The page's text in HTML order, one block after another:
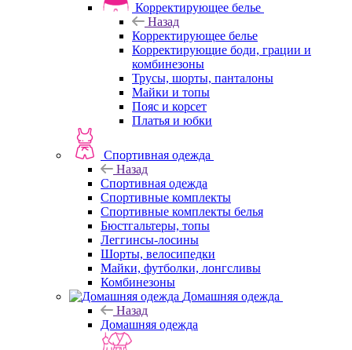
Корректирующее белье
Назад
Корректирующее белье
Корректирующие боди, грации и
комбинезоны
Трусы, шорты, панталоны
Майки и топы
Пояс и корсет
Платья и юбки
Спортивная одежда
Назад
Спортивная одежда
Спортивные комплекты
Спортивные комплекты белья
Бюстгальтеры, топы
Леггинсы-лосины
Шорты, велосипедки
Майки, футболки, лонгсливы
Комбинезоны
Домашняя одежда
Назад
Домашняя одежда